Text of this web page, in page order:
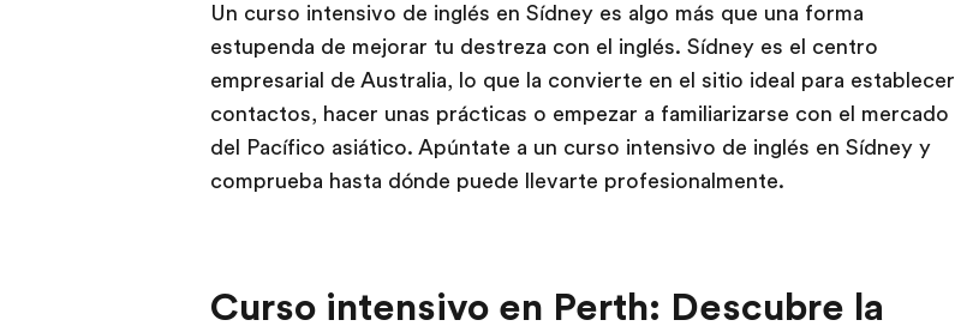
Un curso intensivo de inglés en Sídney es algo más que una forma
estupenda de mejorar tu destreza con el inglés. Sídney es el centro
empresarial de Australia, lo que la convierte en el sitio ideal para establecer
contactos, hacer unas prácticas o empezar a familiarizarse con el mercado
del Pacífico asiático. Apúntate a un curso intensivo de inglés en Sídney y
comprueba hasta dónde puede llevarte profesionalmente.
Curso intensivo en Perth: Descubre la